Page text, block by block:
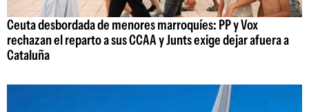
Ceuta desbordada de menores marroquíes: PP y Vox
rechazan el reparto a sus CCAA y Junts exige dejar afuera a
Cataluña